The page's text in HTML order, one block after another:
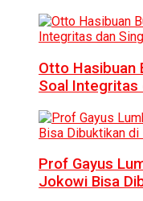
Otto Hasibuan
Soal Integritas
Prof Gayus
Jokowi Bisa